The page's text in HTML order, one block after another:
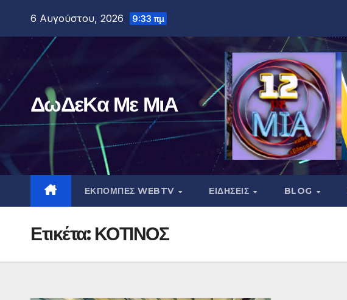
περιεχόμενο
6 Αυγούστου, 2026 9:33 πμ
ΔωΔεΚα Με ΜιΑ
ΕΚΠΟΜΠΕΣ WEBTV ΕΙΔΗΣΕΙΣ BLOG
Ετικέτα: ΚΟΤΙΝΟΣ